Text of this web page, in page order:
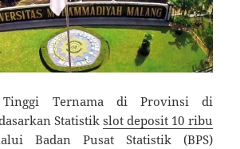
Ternama di Provinsi di
Statistikslot deposit 10 ribu
Badan Pusat Statistik (BPS)